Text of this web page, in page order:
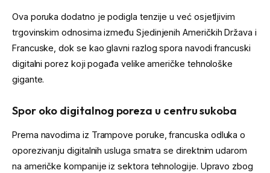
Ova poruka dodatno je podigla tenzije u već osjetljivim
trgovinskim odnosima između Sjedinjenih Američkih Država i
Francuske, dok se kao glavni razlog spora navodi francuski
digitalni porez koji pogađa velike američke tehnološke
gigante.
Spor oko digitalnog poreza u centru sukoba
Prema navodima iz Trampove poruke, francuska odluka o
oporezivanju digitalnih usluga smatra se direktnim udarom
na američke kompanije iz sektora tehnologije. Upravo zbog